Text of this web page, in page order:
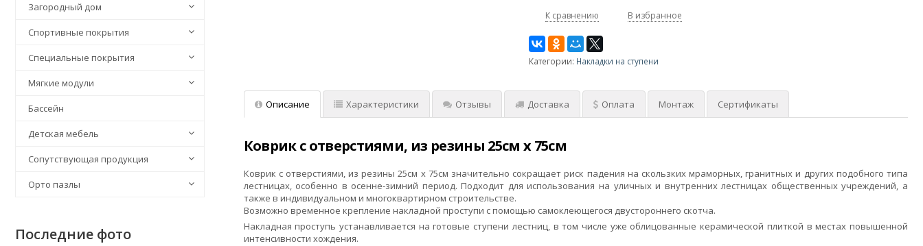
К сравнению В избранное
Категории: Накладки на ступени
Описание Характеристики Отзывы Доставка Оплата Монтаж Сертификаты
Коврик с отверстиями, из резины 25см x 75см
Коврик с отверстиями, из резины 25см x 75см значительно сокращает риск падения на скользких мраморных, гранитных и других подобного типа
лестницах, особенно в осенне-зимний период. Подходит для использования на уличных и внутренних лестницах общественных учреждений, а
также в индивидуальном и многоквартирном строительстве.
Возможно временное крепление накладной проступи с помощью самоклеющегося двустороннего скотча.
Накладная проступь устанавливается на готовые ступени лестниц, в том числе уже облицованные керамической плиткой в местах повышенной
интенсивности хождения.
Загородный дом
Спортивные покрытия
Специальные покрытия
Мягкие модули
Бассейн
Детская мебель
Сопутствующая продукция
Орто пазлы
Последние фото